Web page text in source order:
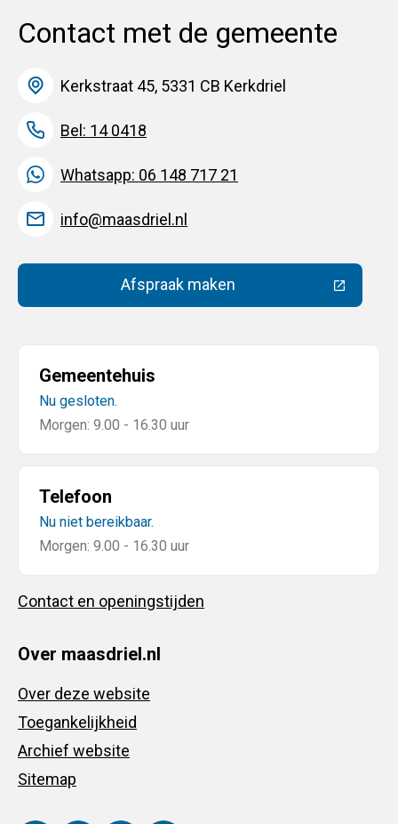
Contact met de gemeente
Kerkstraat 45, 5331 CB Kerkdriel
Bel: 14 0418
Whatsapp: 06 148 717 21
info@maasdriel.nl
Afspraak maken(Deze link gaat naar een
Gemeentehuis
Nu gesloten.
Morgen: 9.00 - 16.30 uur
Telefoon
Nu niet bereikbaar.
Morgen: 9.00 - 16.30 uur
Contact en openingstijden
Over maasdriel.nl
Over deze website
Toegankelijkheid
Archief website
Sitemap